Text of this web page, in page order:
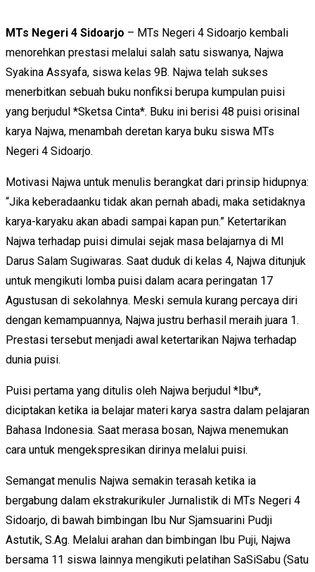
MTs Negeri 4 Sidoarjo – MTs Negeri 4 Sidoarjo kembali
menorehkan prestasi melalui salah satu siswanya, Najwa
Syakina Assyafa, siswa kelas 9B. Najwa telah sukses
menerbitkan sebuah buku nonfiksi berupa kumpulan puisi
yang berjudul *Sketsa Cinta*. Buku ini berisi 48 puisi orisinal
karya Najwa, menambah deretan karya buku siswa MTs
Negeri 4 Sidoarjo.
Motivasi Najwa untuk menulis berangkat dari prinsip hidupnya:
“Jika keberadaanku tidak akan pernah abadi, maka setidaknya
karya-karyaku akan abadi sampai kapan pun.” Ketertarikan
Najwa terhadap puisi dimulai sejak masa belajarnya di MI
Darus Salam Sugiwaras. Saat duduk di kelas 4, Najwa ditunjuk
untuk mengikuti lomba puisi dalam acara peringatan 17
Agustusan di sekolahnya. Meski semula kurang percaya diri
dengan kemampuannya, Najwa justru berhasil meraih juara 1.
Prestasi tersebut menjadi awal ketertarikan Najwa terhadap
dunia puisi.
Puisi pertama yang ditulis oleh Najwa berjudul *Ibu*,
diciptakan ketika ia belajar materi karya sastra dalam pelajaran
Bahasa Indonesia. Saat merasa bosan, Najwa menemukan
cara untuk mengekspresikan dirinya melalui puisi.
Semangat menulis Najwa semakin terasah ketika ia
bergabung dalam ekstrakurikuler Jurnalistik di MTs Negeri 4
Sidoarjo, di bawah bimbingan Ibu Nur Sjamsuarini Pudji
Astutik, S.Ag. Melalui arahan dan bimbingan Ibu Puji, Najwa
bersama 11 siswa lainnya mengikuti pelatihan SaSiSabu (Satu